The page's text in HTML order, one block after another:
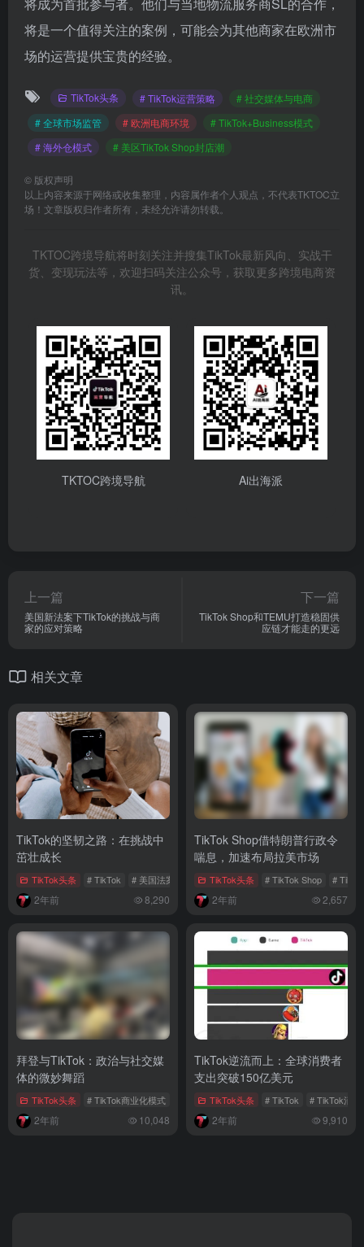
将是一个值得关注的案例，可能会为其他商家在欧洲市
场的运营提供宝贵的经验。
TikTok头条 # TikTok运营策略
# 社交媒体与电商
# 全球市场监管
# 欧洲电商环境
# TikTok+Business模式
# 海外仓模式
# 美区TikTok Shop封店潮
© 版权声明
以上内容来源于网络或收集整理，内容属作者个人观点，不代表TKTOC立
场！文章版权归作者所有，未经允许请勿转载。
TKTOC跨境导航将时刻关注并搜集TikTok最新风向、实战干
货、变现玩法等，欢迎扫码关注公众号，获取更多跨境电商资
讯。
TKTOC跨境导航 Ai出海派
上一篇
美国新法案下TikTok的挑战与商
家的应对策略
下一篇
TikTok Shop和TEMU打造稳固供
应链才能走的更远
相关文章
TikTok的坚韧之路：在挑战中
茁壮成长
TikTok头条 # TikTok # 美国法案 # 商业竞争
2年前 8,290
TikTok Shop借特朗普行政令
喘息，加速布局拉美市场
TikTok头条 # TikTok Shop #
2年前 2,657
拜登与TikTok：政治与社交媒
体的微妙舞蹈
TikTok头条 # TikTok商业化模式 # TikTok娱乐直播 # TikTok广告变现
2年前 10,048
TikTok逆流而上：全球消费者
支出突破150亿美元
TikTok头条 # TikTok # TikTok消
2年前 9,910